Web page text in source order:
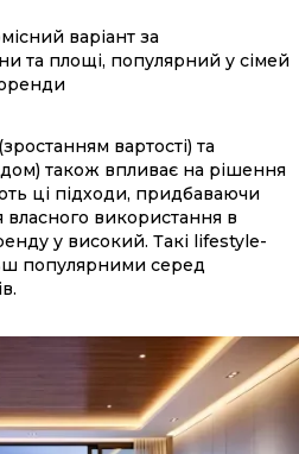
варіант за
та площі, популярний у сімей
вартості) та
також впливає на рішення
ці підходи, придбаваючи
власного використання в
у високий. Такі lifestyle-
популярними серед